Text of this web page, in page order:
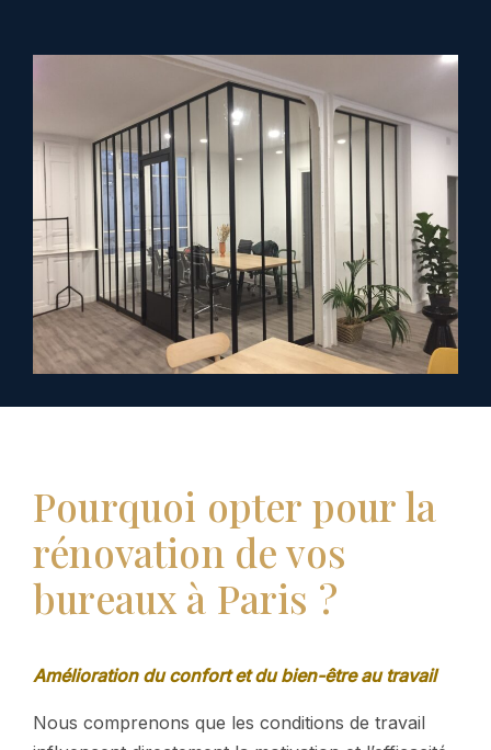
Pourquoi opter pour la
rénovation de vos
bureaux à Paris ?
Amélioration du confort et du bien-être au travail
Nous comprenons que les conditions de travail